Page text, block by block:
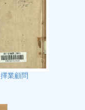
擇業顧問